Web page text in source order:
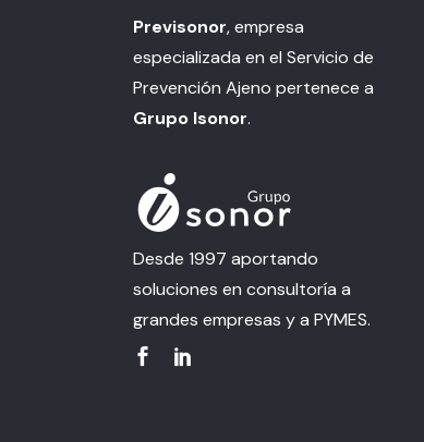
Previsonor, empresa
especializada en el Servicio de
Prevención Ajeno pertenece a
Grupo Isonor.
Desde 1997 aportando
soluciones en consultoría a
grandes empresas y a PYMES.